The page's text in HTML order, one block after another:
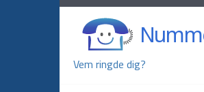
Vem ringde dig?